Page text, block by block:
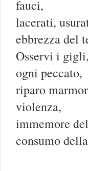
fauci,
lacerati,
ebbrezza del
Osservi i
ogni peccato,
riparo
violenza,
immemore
consumo